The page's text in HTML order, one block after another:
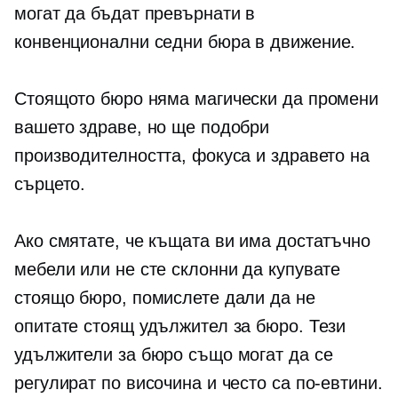
могат да бъдат превърнати в
конвенционални седни бюра в движение.
Стоящото бюро няма магически да промени
вашето здраве, но ще подобри
производителността, фокуса и здравето на
сърцето.
Ако смятате, че къщата ви има достатъчно
мебели или не сте склонни да купувате
стоящо бюро, помислете дали да не
опитате стоящ удължител за бюро. Тези
удължители за бюро също могат да се
регулират по височина и често са по-евтини.